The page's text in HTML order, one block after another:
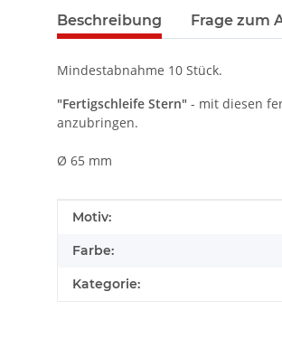
Beschreibung Frage zum
Mindestabnahme 10 Stück.
"Fertigschleife Stern" - mit diesen
anzubringen.
Ø 65 mm
Produkteigenschaft
Wert
Motiv:
Farbe:
Kategorie: